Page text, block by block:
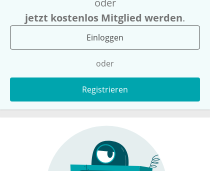
oder
jetzt kostenlos Mitglied werden.
Einloggen
oder
Registrieren